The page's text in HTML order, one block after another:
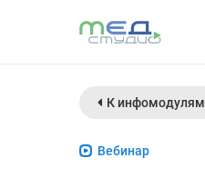
К инфомодулям
Вебинар